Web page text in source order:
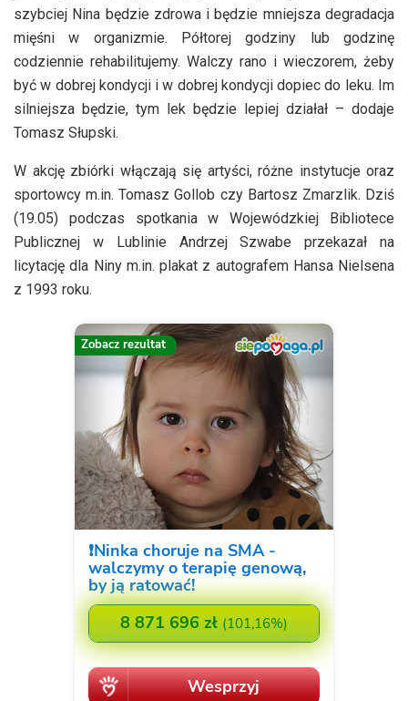
szybciej Nina będzie zdrowa i będzie mniejsza degradacja
mięśni w organizmie. Półtorej godziny lub godzinę
codziennie rehabilitujemy. Walczy rano i wieczorem, żeby
być w dobrej kondycji i w dobrej kondycji dopiec do leku. Im
silniejsza będzie, tym lek będzie lepiej działał – dodaje
Tomasz Słupski.
W akcję zbiórki włączają się artyści, różne instytucje oraz
sportowcy m.in. Tomasz Gollob czy Bartosz Zmarzlik. Dziś
(19.05) podczas spotkania w Wojewódzkiej Bibliotece
Publicznej w Lublinie Andrzej Szwabe przekazał na
licytację dla Niny m.in. plakat z autografem Hansa Nielsena
z 1993 roku.